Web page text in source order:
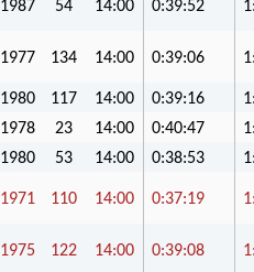
1987 54 14:00 0:39:52
1977 134 14:00 0:39:06
1980 117 14:00 0:39:16
1978 23 14:00 0:40:47
1980 53 14:00 0:38:53
1971 110 14:00 0:37:19
1975 122 14:00 0:39:08